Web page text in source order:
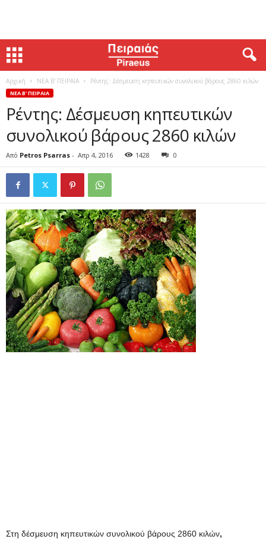
Αρχική ΝΕΑ Β' ΠΕΙΡΑΙΑ Ρέντης: Δέσμευση κηπευτικών συνολικού βάρους 2860 κιλών
ΝΕΑ Β' ΠΕΙΡΑΙΑ
Ρέντης: Δέσμευση κηπευτικών
συνολικού βάρους 2860 κιλών
Από Petros Psarras - Απρ 4, 2016 1428 0
Στη δέσμευση κηπευτικών συνολικού βάρους 2860 κιλών,